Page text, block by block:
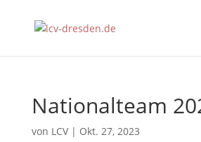
Nationalteam
von LCV| Okt. 27, 2023